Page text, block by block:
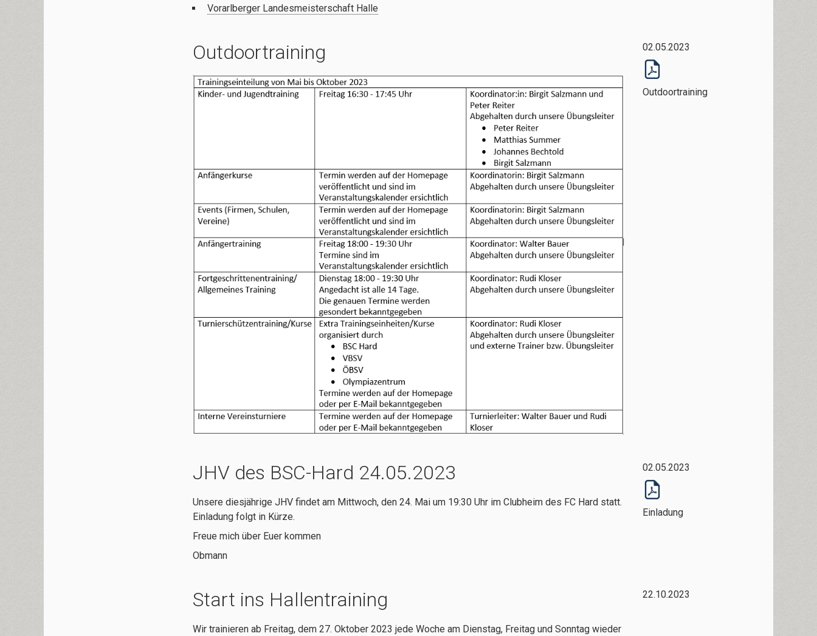
Vorarlberger Landesmeisterschaft Halle
Outdoortraining 02.05.2023​​​​
​Outdoortraining
JHV des BSC-Hard 24.05.2023
Unsere diesjährige JHV findet am Mittwoch, den 24. Mai um 19:30 Uhr im Clubheim des FC Hard statt.
Einladung folgt in Kürze.
Freue mich über Euer kommen
Obmann
02.05.2023
Einladung
Start ins Hallentraining
Wir trainieren ab Freitag, dem 27. Oktober 2023 jede Woche am Dienstag, Freitag und Sonntag wieder
22.10.2023